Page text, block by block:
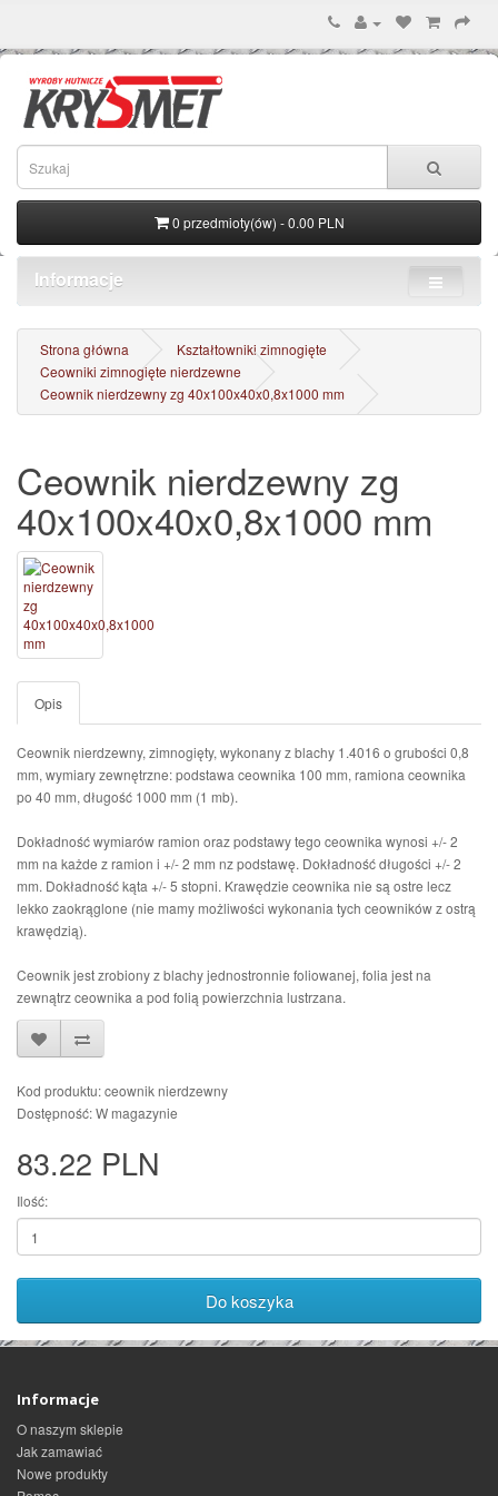
0 przedmioty(ów) - 0.00 PLN
Informacje
Strona główna
Kształtowniki zimnogięte
Ceowniki zimnogięte nierdzewne
Ceownik nierdzewny zg 40x100x40x0,8x1000 mm
Ceownik nierdzewny zg
40x100x40x0,8x1000 mm
Opis
Ceownik nierdzewny, zimnogięty, wykonany z blachy 1.4016 o grubości 0,8
mm, wymiary zewnętrzne: podstawa ceownika 100 mm, ramiona ceownika
po 40 mm, długość 1000 mm (1 mb).
Dokładność wymiarów ramion oraz podstawy tego ceownika wynosi +/- 2
mm na każde z ramion i +/- 2 mm nz podstawę. Dokładność długości +/- 2
mm. Dokładność kąta +/- 5 stopni. Krawędzie ceownika nie są ostre lecz
lekko zaokrąglone (nie mamy możliwości wykonania tych ceowników z ostrą
krawędzią).
Ceownik jest zrobiony z blachy jednostronnie foliowanej, folia jest na
zewnątrz ceownika a pod folią powierzchnia lustrzana.
Kod produktu: ceownik nierdzewny
Dostępność: W magazynie
83.22 PLN
Ilość:
Do koszyka
Informacje
O naszym sklepie
Jak zamawiać
Nowe produkty